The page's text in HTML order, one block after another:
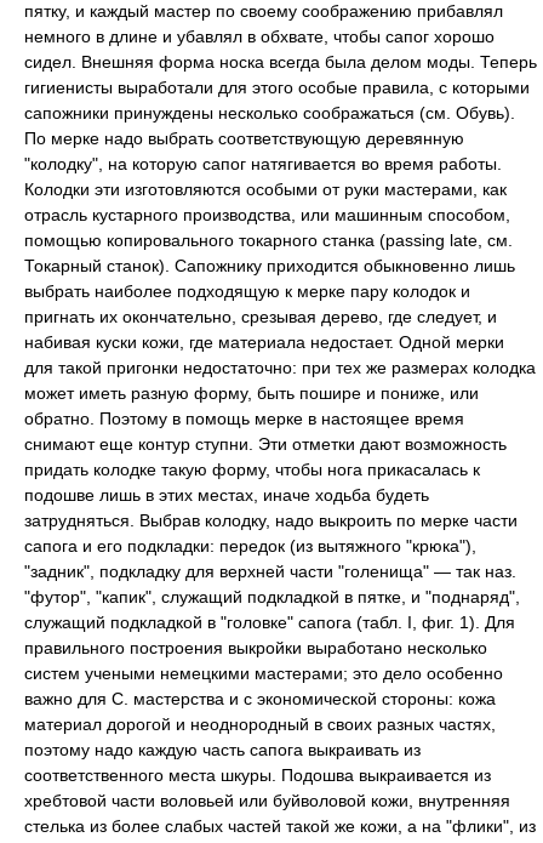
пятку, и каждый мастер по своему соображению прибавлял
немного в длине и убавлял в обхвате, чтобы сапог хорошо
сидел. Внешняя форма носка всегда была делом моды. Теперь
гигиенисты выработали для этого особые правила, с которыми
сапожники принуждены несколько соображаться (см. Обувь).
По мерке надо выбрать соответствующую деревянную
"колодку", на которую сапог натягивается во время работы.
Колодки эти изготовляются особыми от руки мастерами, как
отрасль кустарного производства, или машинным способом,
помощью копировального токарного станка (passing late, см.
Токарный станок). Сапожнику приходится обыкновенно лишь
выбрать наиболее подходящую к мерке пару колодок и
пригнать их окончательно, срезывая дерево, где следует, и
набивая куски кожи, где материала недостает. Одной мерки
для такой пригонки недостаточно: при тех же размерах колодка
может иметь разную форму, быть пошире и пониже, или
обратно. Поэтому в помощь мерке в настоящее время
снимают еще контур ступни. Эти отметки дают возможность
придать колодке такую форму, чтобы нога прикасалась к
подошве лишь в этих местах, иначе ходьба будеть
затрудняться. Выбрав колодку, надо выкроить по мерке части
сапога и его подкладки: передок (из вытяжного "крюка"),
"задник", подкладку для верхней части "голенища" — так наз.
"футор", "капик", служащий подкладкой в пятке, и "поднаряд",
служащий подкладкой в "головке" сапога (табл. I, фиг. 1). Для
правильного построения выкройки выработано несколько
систем учеными немецкими мастерами; это дело особенно
важно для С. мастерства и с экономической стороны: кожа
материал дорогой и неоднородный в своих разных частях,
поэтому надо каждую часть сапога выкраивать из
соответственного места шкуры. Подошва выкраивается из
хребтовой части воловьей или буйволовой кожи, внутренняя
стелька из более слабых частей такой же кожи, а на "флики", из